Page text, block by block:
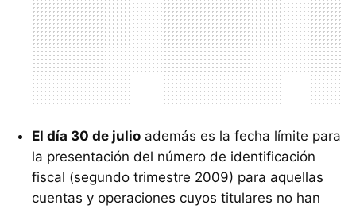
El día 30 de julio además es la fecha límite para
la presentación del número de identificación
fiscal (segundo trimestre 2009) para aquellas
cuentas y operaciones cuyos titulares no han